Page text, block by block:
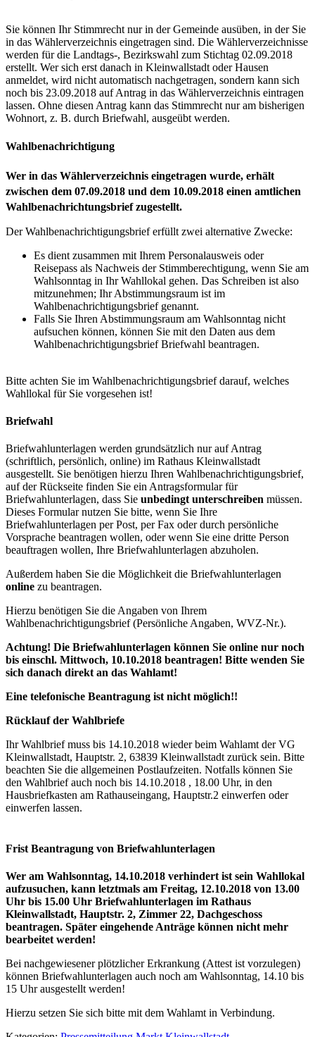
Sie können Ihr Stimmrecht nur in der Gemeinde ausüben, in der Sie
in das Wählerverzeichnis eingetragen sind. Die Wählerverzeichnisse
werden für die Landtags-, Bezirkswahl zum Stichtag 02.09.2018
erstellt. Wer sich erst danach in Kleinwallstadt oder Hausen
anmeldet, wird nicht automatisch nachgetragen, sondern kann sich
noch bis 23.09.2018 auf Antrag in das Wählerverzeichnis eintragen
lassen. Ohne diesen Antrag kann das Stimmrecht nur am bisherigen
Wohnort, z. B. durch Briefwahl, ausgeübt werden.
Wahlbenachrichtigung
Wer in das Wählerverzeichnis eingetragen wurde, erhält
zwischen dem 07.09.2018 und dem 10.09.2018 einen amtlichen
Wahlbenachrichtungsbrief zugestellt.
Der Wahlbenachrichtigungsbrief erfüllt zwei alternative Zwecke:
Es dient zusammen mit Ihrem Personalausweis oder
Reisepass als Nachweis der Stimmberechtigung, wenn Sie am
Wahlsonntag in Ihr Wahllokal gehen. Das Schreiben ist also
mitzunehmen; Ihr Abstimmungsraum ist im
Wahlbenachrichtigungsbrief genannt.
Falls Sie Ihren Abstimmungsraum am Wahlsonntag nicht
aufsuchen können, können Sie mit den Daten aus dem
Wahlbenachrichtigungsbrief Briefwahl beantragen.
Bitte achten Sie im Wahlbenachrichtigungsbrief darauf, welches
Wahllokal für Sie vorgesehen ist!
Briefwahl
Briefwahlunterlagen werden grundsätzlich nur auf Antrag
(schriftlich, persönlich, online) im Rathaus Kleinwallstadt
ausgestellt. Sie benötigen hierzu Ihren Wahlbenachrichtigungsbrief,
auf der Rückseite finden Sie ein Antragsformular für
Briefwahlunterlagen, dass Sie unbedingt unterschreiben müssen.
Dieses Formular nutzen Sie bitte, wenn Sie Ihre
Briefwahlunterlagen per Post, per Fax oder durch persönliche
Vorsprache beantragen wollen, oder wenn Sie eine dritte Person
beauftragen wollen, Ihre Briefwahlunterlagen abzuholen.
Außerdem haben Sie die Möglichkeit die Briefwahlunterlagen
online zu beantragen.
Hierzu benötigen Sie die Angaben von Ihrem
Wahlbenachrichtigungsbrief (Persönliche Angaben, WVZ-Nr.).
Achtung! Die Briefwahlunterlagen können Sie online nur noch
bis einschl. Mittwoch, 10.10.2018 beantragen! Bitte wenden Sie
sich danach direkt an das Wahlamt!
Eine telefonische Beantragung ist nicht möglich!!
Rücklauf der Wahlbriefe
Ihr Wahlbrief muss bis 14.10.2018 wieder beim Wahlamt der VG
Kleinwallstadt, Hauptstr. 2, 63839 Kleinwallstadt zurück sein. Bitte
beachten Sie die allgemeinen Postlaufzeiten. Notfalls können Sie
den Wahlbrief auch noch bis 14.10.2018 , 18.00 Uhr, in den
Hausbriefkasten am Rathauseingang, Hauptstr.2 einwerfen oder
einwerfen lassen.
Frist Beantragung von Briefwahlunterlagen
Wer am Wahlsonntag, 14.10.2018 verhindert ist sein Wahllokal
aufzusuchen, kann letztmals am Freitag, 12.10.2018 von 13.00
Uhr bis 15.00 Uhr Briefwahlunterlagen im Rathaus
Kleinwallstadt, Hauptstr. 2, Zimmer 22, Dachgeschoss
beantragen. Später eingehende Anträge können nicht mehr
bearbeitet werden!
Bei nachgewiesener plötzlicher Erkrankung (Attest ist vorzulegen)
können Briefwahlunterlagen auch noch am Wahlsonntag, 14.10 bis
15 Uhr ausgestellt werden!
Hierzu setzen Sie sich bitte mit dem Wahlamt in Verbindung.